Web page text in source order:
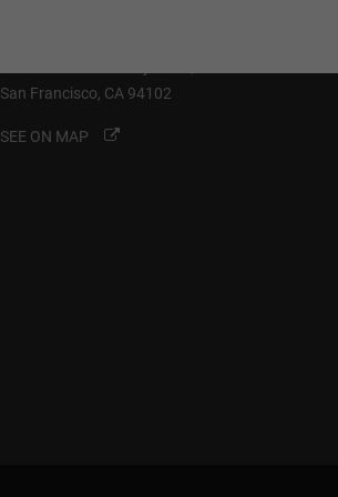
San Francisco, CA 94102
SEE ON MAP